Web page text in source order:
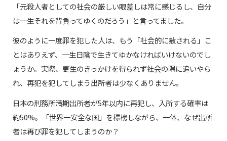
「元殺人者としての社会の厳しい眼差しは常に感じるし、自分
は一生それを背負ってゆくのだろう」と言ってました。
彼のように一度罪を犯した人は、もう「社会的に赦される」こ
とはありえず、一生日陰で生きてゆかなければいけないのでし
ょうか。実際、更生のきっかけを得られず社会の隅に追いやら
れ、再犯を犯してしまう出所者は少なくありません。
日本の刑務所満期出所者が5年以内に再犯し、入所する確率は
約50%。「世界一安全な国」を標榜しながら、一体、なぜ出所
者は再び罪を犯してしまうのか？